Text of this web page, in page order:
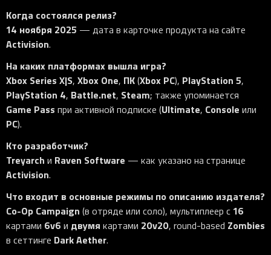
Когда состоялся релиз?
14 ноября 2025 — дата в карточке продукта на сайте
Activision.
На каких платформах вышла игра?
Xbox Series X|S, Xbox One, ПК(Xbox PC), PlayStation 5,
PlayStation 4, Battle.net, Steam; также упоминается
Game Pass при активной подписке (Ultimate, Console или
PC).
Кто разработчик?
Treyarch и Raven Software — как указано на странице
Activision.
Что входит в основные режимы по описанию издателя?
Co-Op Campaign (в отряде или соло), мультиплеер с 16
картами 6v6 и двумя картами 20v20, round-based Zombies
в сеттинге Dark Aether.